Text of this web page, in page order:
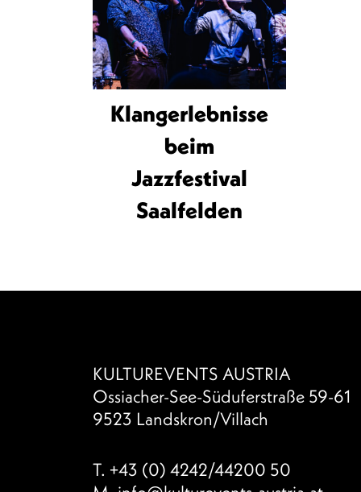
Klangerlebnisse
beim
Jazzfestival
Saalfelden
KULTUREVENTS AUSTRIA
Ossiacher-See-Süduferstraße 59-61
9523 Landskron/Villach
T. +43 (0) 4242/44200 50